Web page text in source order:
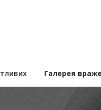
Галерея